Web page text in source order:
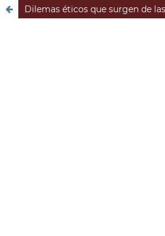
Dilemas éticos que surgen de